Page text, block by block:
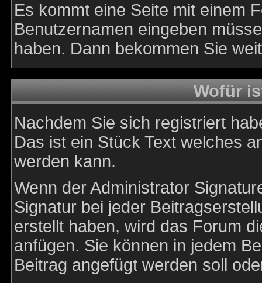
Es kommt eine Seite mit einem
Benutzernamen eingeben
haben. Dann bekommen Sie
Wofür
Nachdem Sie sich registriert
Das ist ein Stück Text welches
werden kann.
Wenn der Administrator
Signatur bei jeder
erstellt haben, wird das Forum
anfügen. Sie können in jedem
Beitrag angefügt werden soll